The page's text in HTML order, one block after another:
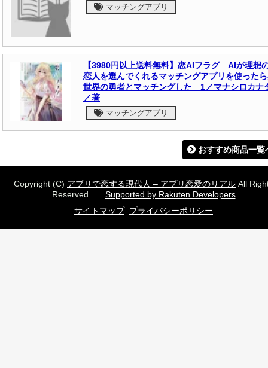
マッチングアプリ
【3980円以上送料無料】恋AIフラグ AIが理想
恋人を選んでくれるマッチングアプリを使った
世界の勇者とマッチングした 1／マナシロカナ
／著
マッチングアプリ
おすすめ商品一覧
Copyright (C) アプリで恋する現代人 – アプリ恋愛のリアル All
Reserved Supported by Rakuten Developers
サイトマップ プライバシーポリシー